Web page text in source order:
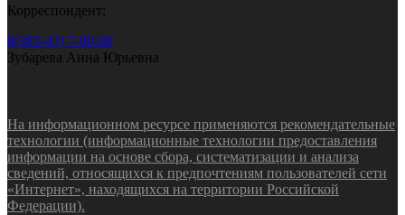
Корреспондент:
8(383-43) 7-90-60
Зубарева Анна Юрьевна
На информационном ресурсе применяются рекомендательные
технологии (информационные технологии предоставления
информации на основе сбора, систематизации и анализа
сведений, относящихся к предпочтениям пользователей сети
«Интернет», находящихся на территории Российской
Федерации).